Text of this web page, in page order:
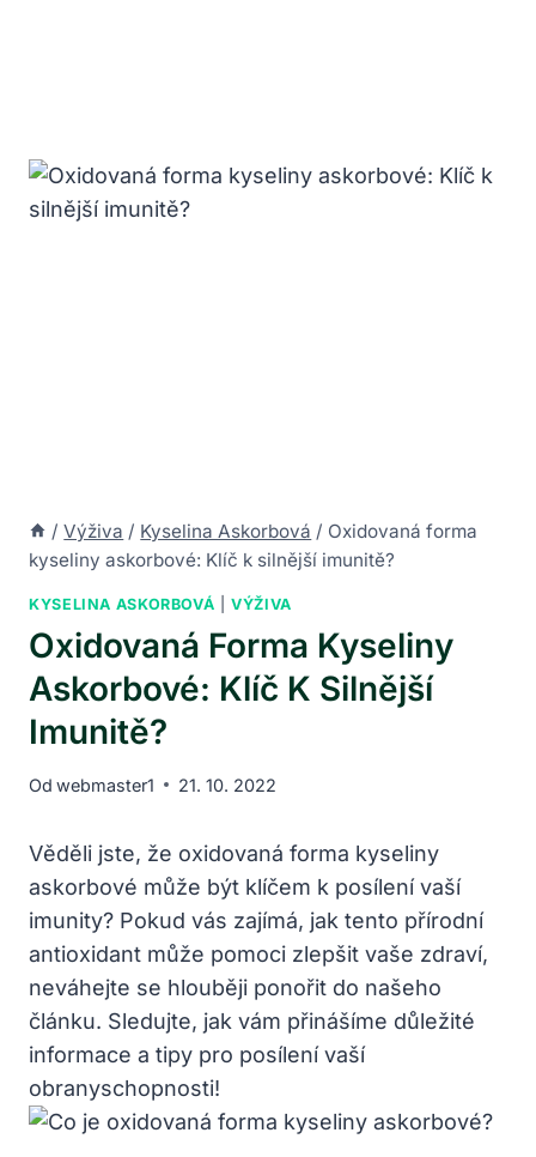
/ Výživa / Kyselina Askorbová / Oxidovaná forma
kyseliny askorbové: Klíč k silnější imunitě?
KYSELINA ASKORBOVÁ |VÝŽIVA
Oxidovaná Forma Kyseliny
Askorbové: Klíč K Silnější
Imunitě?
Od webmaster1 21. 10. 2022
Věděli jste, že oxidovaná forma kyseliny
askorbové může být klíčem k posílení vaší
imunity? Pokud vás zajímá, jak tento přírodní
antioxidant může pomoci zlepšit vaše zdraví,
neváhejte se hlouběji ponořit do našeho
článku. Sledujte, jak vám přinášíme důležité
informace a tipy pro posílení vaší
obranyschopnosti!